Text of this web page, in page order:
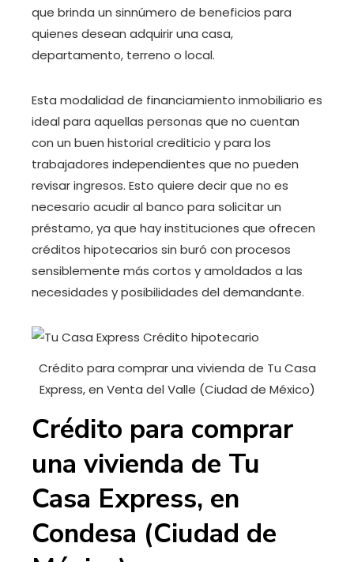
que brinda un sinnúmero de beneficios para
quienes desean adquirir una casa,
departamento, terreno o local.
Esta modalidad de financiamiento inmobiliario es
ideal para aquellas personas que no cuentan
con un buen historial crediticio y para los
trabajadores independientes que no pueden
revisar ingresos. Esto quiere decir que no es
necesario acudir al banco para solicitar un
préstamo, ya que hay instituciones que ofrecen
créditos hipotecarios sin buró con procesos
sensiblemente más cortos y amoldados a las
necesidades y posibilidades del demandante.
Crédito para comprar una vivienda de Tu Casa
Express, en Venta del Valle (Ciudad de México)
Crédito para comprar
una vivienda de Tu
Casa Express, en
Condesa (Ciudad de